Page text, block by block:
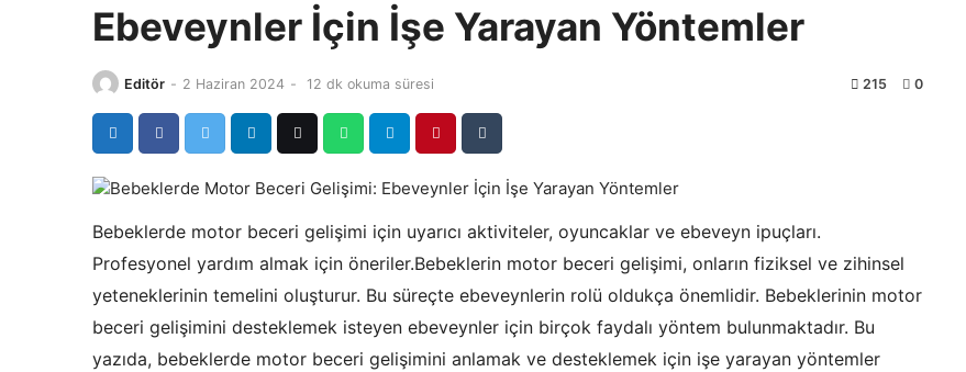
Ebeveynler İçin İşe Yarayan Yöntemler
Editör - 2 Haziran 2024 - 12 dk okuma süresi 215 0
Bebeklerde motor beceri gelişimi için uyarıcı aktiviteler, oyuncaklar ve ebeveyn ipuçları.
Profesyonel yardım almak için öneriler.Bebeklerin motor beceri gelişimi, onların fiziksel ve zihinsel
yeteneklerinin temelini oluşturur. Bu süreçte ebeveynlerin rolü oldukça önemlidir. Bebeklerinin motor
beceri gelişimini desteklemek isteyen ebeveynler için birçok faydalı yöntem bulunmaktadır. Bu
yazıda, bebeklerde motor beceri gelişimini anlamak ve desteklemek için işe yarayan yöntemler